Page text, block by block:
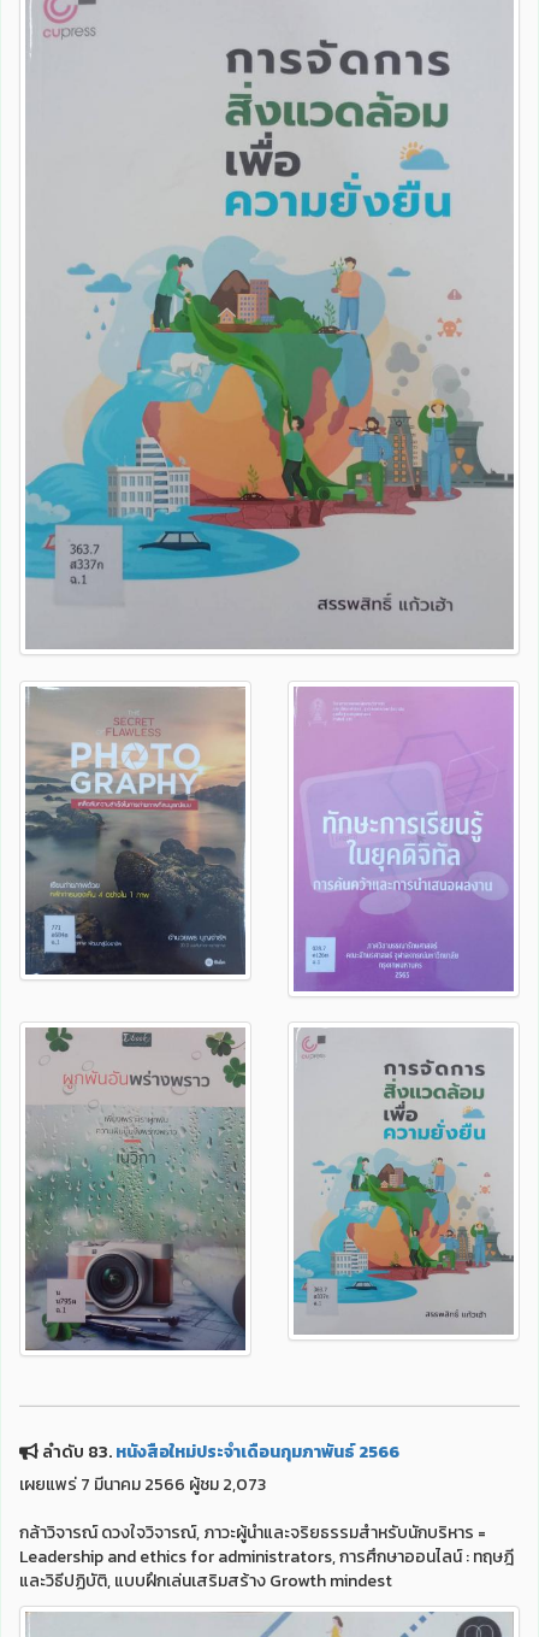
ลำดับ 83.หนังสือใหม่ประจำเดือนกุมภาพันธ์ 2566
เผยแพร่ 7 มีนาคม 2566 ผู้ชม 2,073
กล้าวิจารณ์ ดวงใจวิจารณ์, ภาวะผู้นำและจริยธรรมสำหรับนักบริหาร =
Leadership and ethics for administrators, การศึกษาออนไลน์ : ทฤษฎี
และวิธีปฏิบัติ, แบบฝึกเล่นเสริมสร้าง Growth mindest